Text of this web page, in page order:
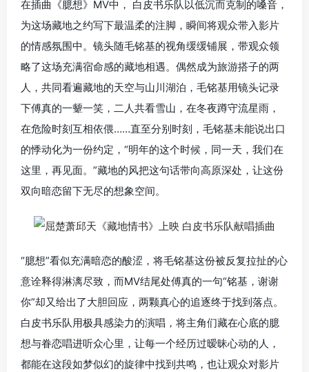
在插曲《臆想》MV中， 白皮书乐队以低沉而克制的嗓音，
为这场藏地之约写下最温柔的注脚，瞬间将观众带入影片
的情感氛围中。镜头随毛铭基的视角缓缓铺展，带观众领
略了这场充满宿命感的藏地相遇。偶然成为旅游搭子的两
人，共同看遍藏地的天空与山川湖泊，毛铭基用镜头记录
下傅真的一颦一笑，二人共看雪山，在冬夜蹲守流星雨，
在危险时刻互相依偎……直至分别时刻，毛铭基未能说出口
的悸动化为一份约定，“明年的这个时候，同一天，我们在
这里，再见面。”藏地的风把这句话带向高原深处，让这份
双向暗恋留下无尽的想象空间。
“臆想”看似充满暗恋的酸涩，将毛铭基这份被反复拉扯的心
意诠释得淋漓尽致，而MV结尾处傅真的一句“铭基，谢谢
你”却又给出了大胆回应，两颗真心的追逐终于找到落点。
白皮书乐队用极具感染力的演唱，将主角们藏在心底的臆
想与眷恋唱进听众心里，让每一个经历过暧昧心动的人，
都能在这段如梦似幻的旋律中找到共鸣，也让观众对影片